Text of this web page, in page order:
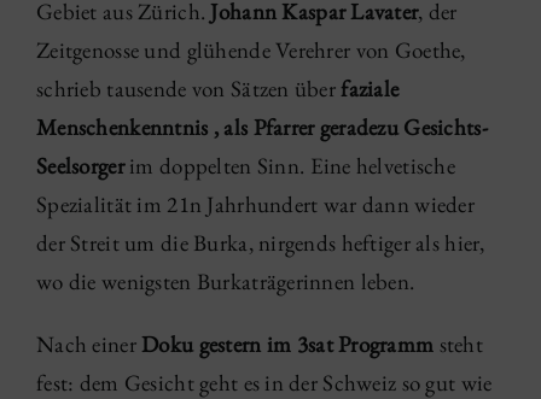
Gebiet aus Zürich. Johann Kaspar Lavater, der
Zeitgenosse und glühende Verehrer von Goethe,
schrieb tausende von Sätzen überfaziale
Menschenkenntnis , als Pfarrer geradezu Gesichts-
Seelsorgerim doppelten Sinn. Eine helvetische
Spezialität im 21n Jahrhundert war dann wieder
der Streit um die Burka, nirgends heftiger als hier,
wo die wenigsten Burkaträgerinnen leben.
Nach einerDoku gestern im 3sat Programm steht
fest: dem Gesicht geht es in der Schweiz so gut wie